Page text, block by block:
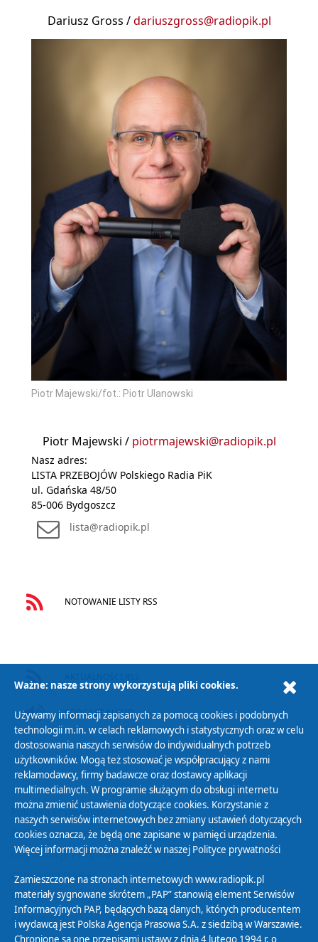
Dariusz Gross /dariuszgross@radiopik.pl
Piotr Majewski/fot.: Piotr Ulanowski
Piotr Majewski / piotrmajewski@radiopik.pl
Nasz adres:
LISTA PRZEBOJÓW Polskiego Radia PiK
ul. Gdańska 48/50
85-006 Bydgoszcz
lista@radiopik.pl
NOTOWANIE LISTY RSS
PODCAST AUDIO
Polityka Prywatności
Zasady korzystania z Serwisu
Organizacje Pożytku Publicznego
Cyfryzacja DAB+
Polityka ochrony danych osobowych
Abonament
Zamówienia publiczne
Ważne: nasze strony wykorzystują pliki cookies.
Używamy informacji zapisanych za pomocą cookies i podobnych
technologii m.in. w celach reklamowych i statystycznych oraz w celu
dostosowania naszych serwisów do indywidualnych potrzeb
użytkowników. Mogą też stosować je współpracujący z nami
reklamodawcy, firmy badawcze oraz dostawcy aplikacji
multimedialnych. W programie służącym do obsługi internetu
można zmienić ustawienia dotyczące cookies. Korzystanie z
naszych serwisów internetowych bez zmiany ustawień dotyczących
cookies oznacza, że będą one zapisane w pamięci urządzenia.
Więcej informacji można znaleźć w naszej Polityce prywatności
Zamieszczone na stronach internetowych www.radiopik.pl
materiały sygnowane skrótem „PAP” stanowią element Serwisów
Informacyjnych PAP, będących bazą danych, których producentem
i wydawcą jest Polska Agencja Prasowa S.A. z siedzibą w Warszawie.
Chronione są one przepisami ustawy z dnia 4 lutego 1994 r. o